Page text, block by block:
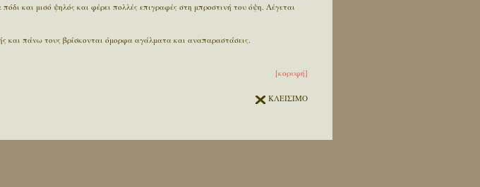
και μισό ψηλός και φέρει πολλές επιγραφές στη μπροστινή του όψη. Λέγεται
και πάνω τους βρίσκονται όμορφα αγάλματα και αναπαραστάσεις.
[κορυφή]
ΚΛΕΙΣΙΜΟ